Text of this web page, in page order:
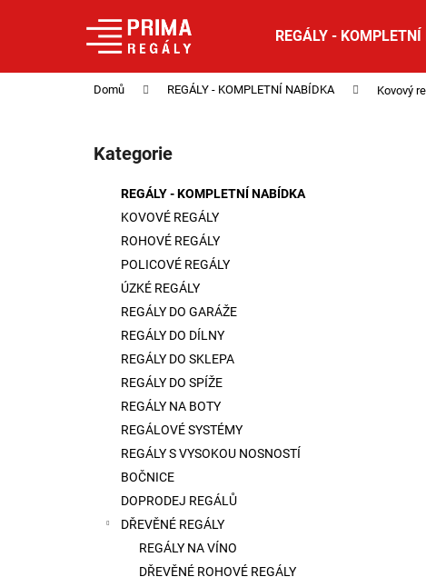
REGÁLY -
Domů REGÁLY - KOMPLETNÍ NABÍDKA Kovový
Přeskočit
kategorie
Kategorie
REGÁLY - KOMPLETNÍ NABÍDKA
KOVOVÉ REGÁLY
ROHOVÉ REGÁLY
POLICOVÉ REGÁLY
ÚZKÉ REGÁLY
REGÁLY DO GARÁŽE
REGÁLY DO DÍLNY
REGÁLY DO SKLEPA
REGÁLY DO SPÍŽE
REGÁLY NA BOTY
REGÁLOVÉ SYSTÉMY
REGÁLY S VYSOKOU NOSNOSTÍ
BOČNICE
DOPRODEJ REGÁLŮ
DŘEVĚNÉ REGÁLY
REGÁLY NA VÍNO
DŘEVĚNÉ ROHOVÉ REGÁLY
Zpět
do
Zpět
do